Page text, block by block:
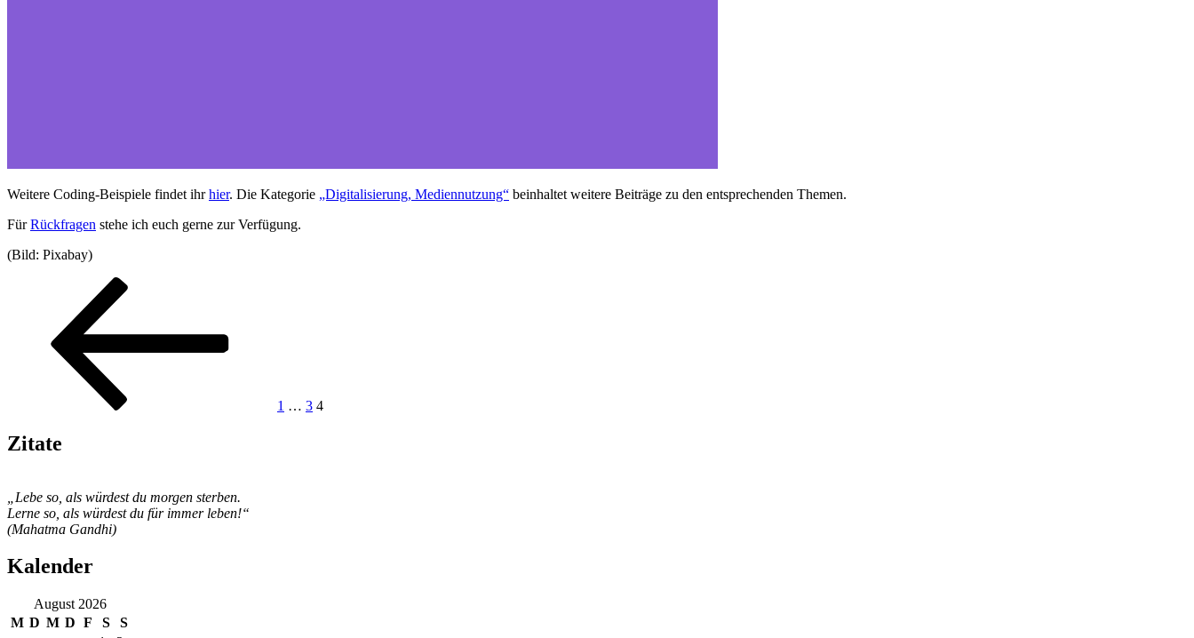
Weitere Coding-Beispiele findet ihrhier. Die Kategorie „Digitalisierung, Mediennutzung“ beinhaltet weitere Beiträge zu den entsprechenden Themen.
FürRückfragen stehe ich euch gerne zur Verfügung.
(Bild: Pixabay)
Seitennummerierung
Beiträge
1 … 3 4
Zitate
„Lebe so, als würdest du morgen sterben.
Lerne so, als würdest du für immer leben!“
(Mahatma Gandhi)
Kalender
August 2026
M D M D F S
S